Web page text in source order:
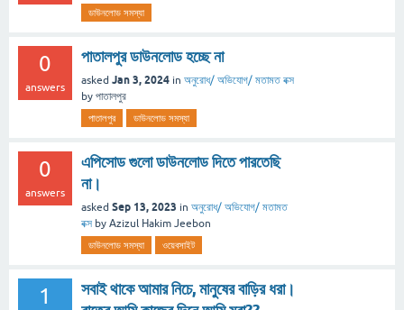
ডাউনলোড সমস্যা
0
answers
পাতালপুর ডাউনলোড হচ্ছে না
asked Jan 3, 2024 in অনুরোধ/ অভিযোগ/ মতামত বক্স
by পাতালপুর
পাতালপুর ডাউনলোড সমস্যা
0
answers
এপিসোড গুলো ডাউনলোড দিতে পারতেছি
না।
asked Sep 13, 2023 in অনুরোধ/ অভিযোগ/ মতামত
বক্স by Azizul Hakim Jeebon
ডাউনলোড সমস্যা ওয়েবসাইট
1
সবাই থাকে আমার নিচে, মানুষের বাড়ির ধরা।